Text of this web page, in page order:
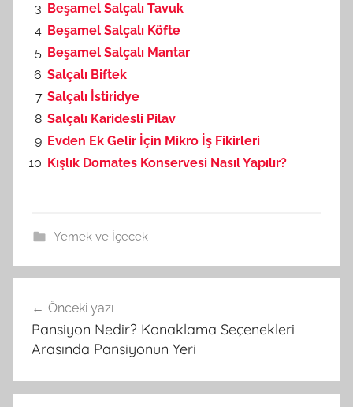
Beşamel Salçalı Tavuk
Beşamel Salçalı Köfte
Beşamel Salçalı Mantar
Salçalı Biftek
Salçalı İstiridye
Salçalı Karidesli Pilav
Evden Ek Gelir İçin Mikro İş Fikirleri
Kışlık Domates Konservesi Nasıl Yapılır?
Yemek ve İçecek
Yazı
gezinmesi
Önceki yazı
Pansiyon Nedir? Konaklama Seçenekleri
Arasında Pansiyonun Yeri